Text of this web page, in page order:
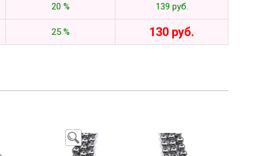
20 % 139 руб.
25 % 130 руб.